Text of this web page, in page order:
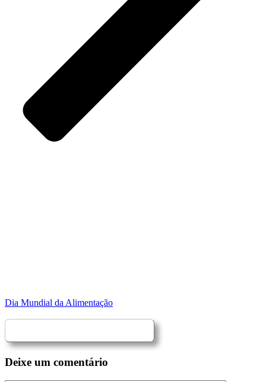
Dia Mundial da Alimentação
Deixe um comentário